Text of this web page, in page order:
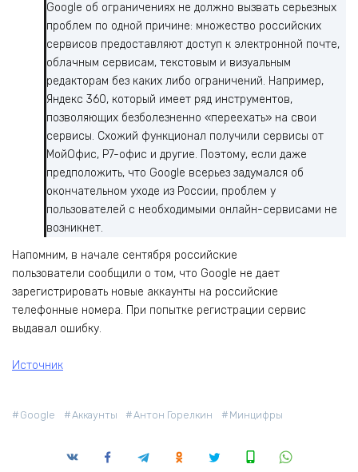
Google об ограничениях не должно вызвать серьезных
проблем по одной причине: множество российских
сервисов предоставляют доступ к электронной почте,
облачным сервисам, текстовым и визуальным
редакторам без каких либо ограничений. Например,
Яндекс 360, который имеет ряд инструментов,
позволяющих безболезненно «переехать» на свои
сервисы. Схожий функционал получили сервисы от
МойОфис, Р7-офис и другие. Поэтому, если даже
предположить, что Google всерьез задумался об
окончательном уходе из России, проблем у
пользователей с необходимыми онлайн-сервисами не
возникнет.
Напомним, в начале сентября российские
пользователи сообщили о том, что Google не дает
зарегистрировать новые аккаунты на российские
телефонные номера. При попытке регистрации сервис
выдавал ошибку.
Источник
Google Аккаунты Антон Горелкин Минцифры